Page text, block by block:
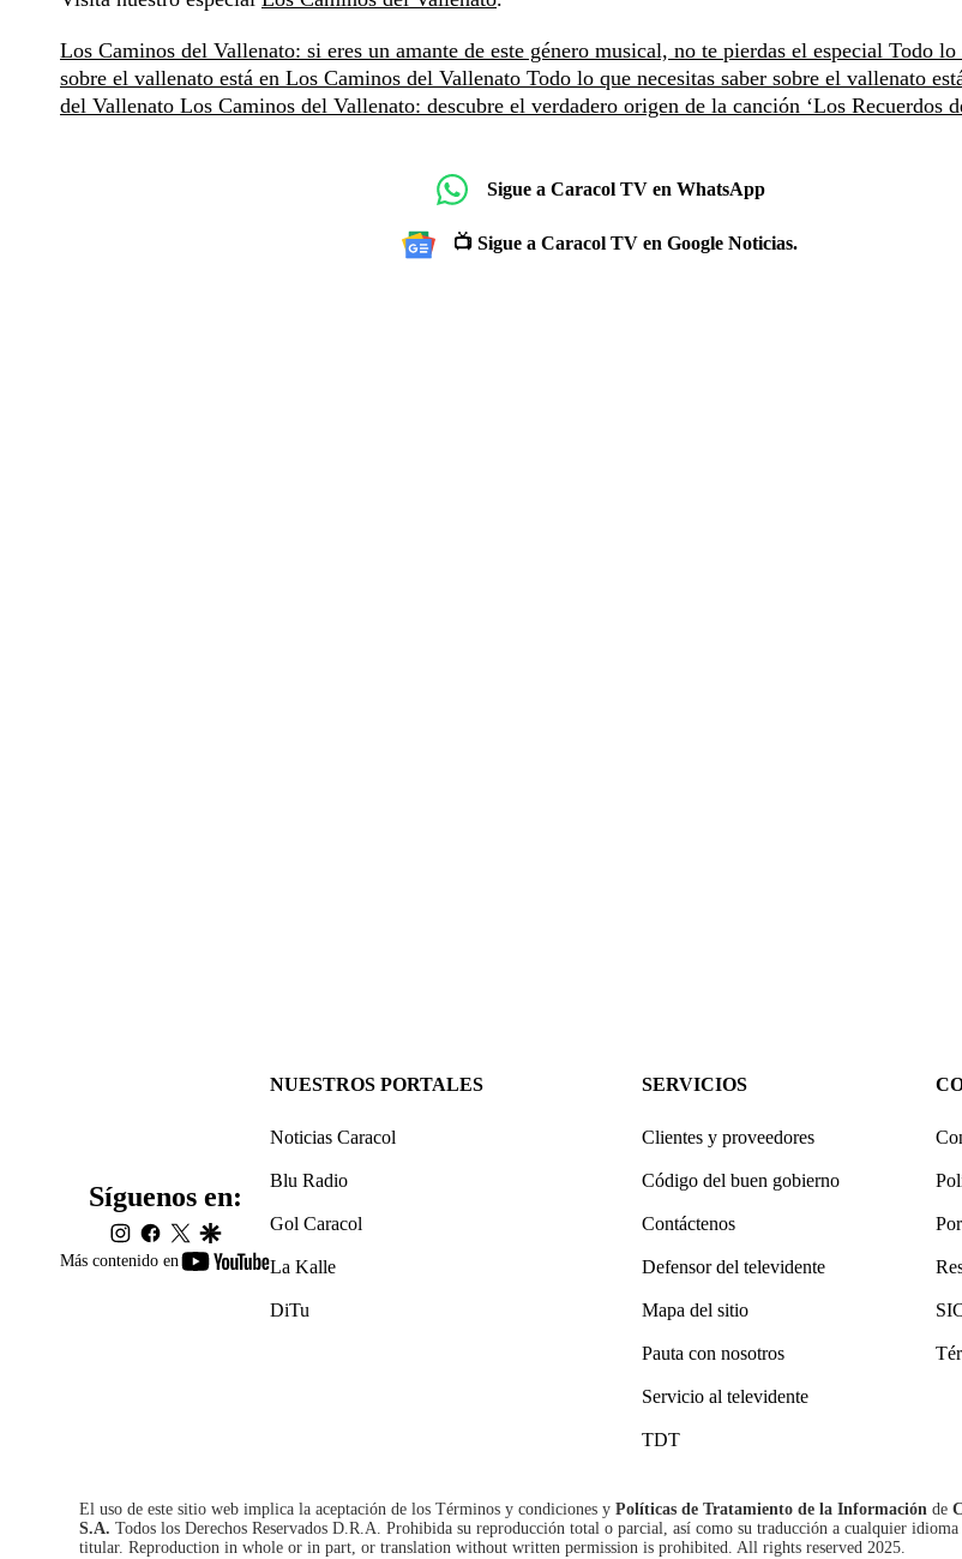
Los Caminos del Vallenato: si eres un amante de este género musical, no te pierdas el especial Todo lo
sobre el vallenato está en Los Caminos del Vallenato Todo lo que necesitas saber sobre el vallenato
del Vallenato Los Caminos del Vallenato: descubre el verdadero origen de la canción ‘Los Recuerdos
Sigue a Caracol TV en WhatsApp
📺 Sigue a Caracol TV en Google Noticias.
Más contenido en
youtube-
Síguenos en:
instagram
facebook
twittergoogle
NUESTROS PORTALES
Noticias Caracol
Blu Radio
Gol Caracol
La Kalle
DiTu
SERVICIOS
Clientes y proveedores
Código del buen gobierno
Contáctenos
Defensor del televidente
Mapa del sitio
Pauta con nosotros
Servicio al televidente
TDT
El uso de este sitio web implica la aceptación de los Términos y condiciones y Políticas de Tratamiento de la Información de
S.A. Todos los Derechos Reservados D.R.A. Prohibida su reproducción total o parcial, así como su traducción a cualquier
titular. Reproduction in whole or in part, or translation without written permission is prohibited. All rights reserved 2025.